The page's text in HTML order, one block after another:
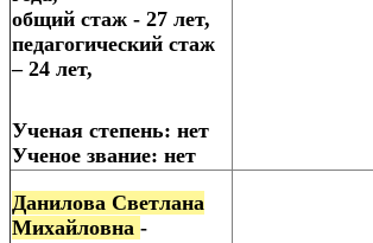
общий стаж - 27 лет,
педагогический стаж
– 24 лет,
Ученая степень: нет
Ученое звание: нет
Данилова Светлана
Михайловна -